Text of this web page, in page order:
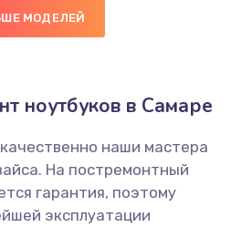
вебкамеры
тачпада
руб.
МОДЕЛЕЙ
ноутбуков в Самаре
наши мастера
На постремонтный
гарантия, поэтому
эксплуатации